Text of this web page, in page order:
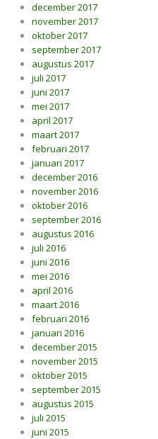
december 2017
november 2017
oktober 2017
september 2017
augustus 2017
juli 2017
juni 2017
mei 2017
april 2017
maart 2017
februari 2017
januari 2017
december 2016
november 2016
oktober 2016
september 2016
augustus 2016
juli 2016
juni 2016
mei 2016
april 2016
maart 2016
februari 2016
januari 2016
december 2015
november 2015
oktober 2015
september 2015
augustus 2015
juli 2015
juni 2015